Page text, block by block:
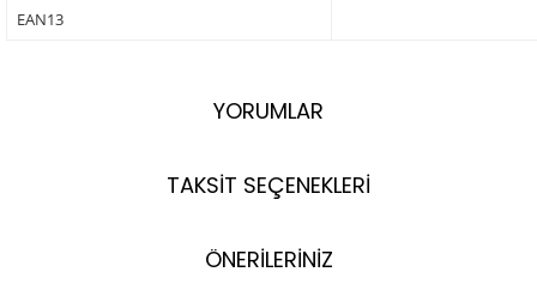
EAN13
YORUMLAR
TAKSİT SEÇENEKLERİ
ÖNERİLERİNİZ